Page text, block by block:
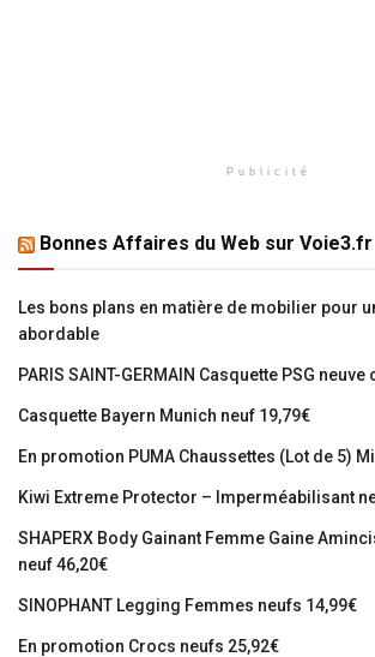
Publicité
Bonnes Affaires du Web sur Voie3.fr
Les bons plans en matière de mobilier pour
abordable
PARIS SAINT-GERMAIN Casquette PSG
Casquette Bayern Munich neuf 19,79€
En promotion PUMA Chaussettes (Lot de 5)
Kiwi Extreme Protector – Imperméabilisant
SHAPERX Body Gainant Femme Gaine
neuf 46,20€
SINOPHANT Legging Femmes neufs 14,99€
En promotion Crocs neufs 25,92€